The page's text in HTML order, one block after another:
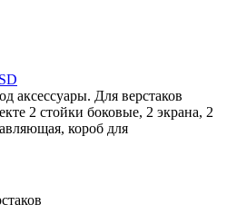
аксессуары. Для верстаков
2 стойки боковые, 2 экрана, 2
короб для